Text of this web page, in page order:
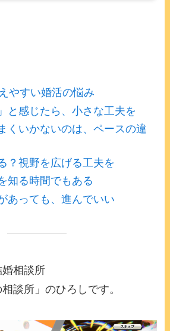
やすい婚活の悩み
と感じたら、小さな工夫を
くいかないのは、ペースの違
？視野を広げる工夫を
知る時間でもある
あっても、進んでいい
相談所
談所」のひろしです。